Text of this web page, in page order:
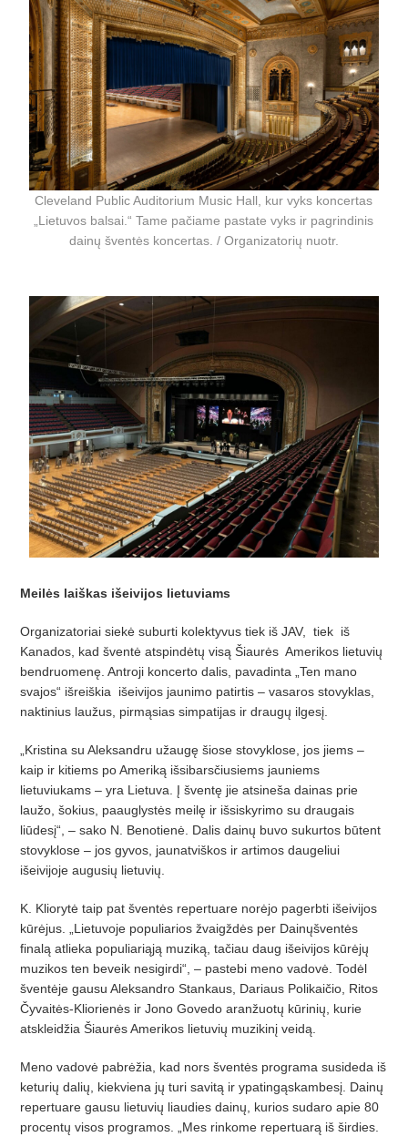
Cleveland Public Auditorium Music Hall, kur vyks koncertas
„Lietuvos balsai.“ Tame pačiame pastate vyks ir pagrindinis
dainų šventės koncertas. / Organizatorių nuotr.
Meilės laiškas išeivijos lietuviams
Organizatoriai siekė suburti kolektyvus tiek išJAV, tiek iš
Kanados, kad šventė atspindėtų visą Šiaurės Amerikos lietuvių
bendruomenę. Antroji koncerto dalis, pavadinta „Ten mano
svajos“ išreiškia išeivijos jaunimo patirtis – vasaros stovyklas,
naktinius laužus, pirmąsias simpatijas ir draugų ilgesį.
„Kristina su Aleksandru užaugę šiose stovyklose, jos jiems –
kaip ir kitiems po Ameriką išsibarsčiusiems jauniems
lietuviukams – yra Lietuva. Į šventę jie atsineša dainas prie
laužo, šokius, paauglystės meilę ir išsiskyrimo su draugais
liūdesį“, – sako N. Benotienė. Dalis dainų buvo sukurtos būtent
stovyklose – jos gyvos, jaunatviškos ir artimos daugeliui
išeivijoje augusių lietuvių.
K. Kliorytė taip pat šventės repertuare norėjo pagerbti išeivijos
kūrėjus. „Lietuvoje populiariosžvaigždės per Dainųšventės
finaląatlieka populiariąją muziką, tačiau daug išeivijos kūrėjų
muzikos ten beveik nesigirdi“, – pastebi meno vadovė. Todėl
šventėje gausu Aleksandro Stankaus, Dariaus Polikaičio, Ritos
Čyvaitės-Kliorienės ir Jono Govedo aranžuotų kūrinių, kurie
atskleidžia Šiaurės Amerikos lietuvių muzikinį veidą.
Meno vadovė pabrėžia, kad norsšventės programa susideda iš
keturių dalių, kiekviena jų turi savitą ir ypatingąskambesį. Dainų
repertuare gausu lietuvių liaudies dainų, kurios sudaro apie 80
procentų vi­sos programos.„Mes rinkome repertuarą iš širdies.